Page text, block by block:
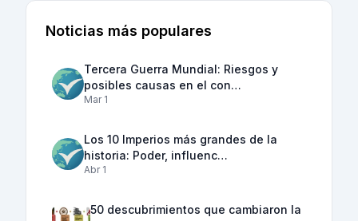
Noticias más populares
Tercera Guerra Mundial: Riesgos y
posibles causas en el con…
Mar 1
Los 10 Imperios más grandes de la
historia: Poder, influenc…
Abr 1
50 descubrimientos que cambiaron la